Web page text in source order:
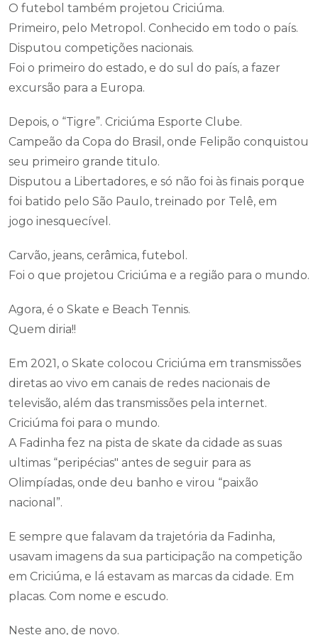
O futebol também projetou Criciúma.
Primeiro, pelo Metropol. Conhecido em todo o país.
Disputou competições nacionais.
Foi o primeiro do estado, e do sul do país, a fazer
excursão para a Europa.
Depois, o “Tigre”. Criciúma Esporte Clube.
Campeão da Copa do Brasil, onde Felipão conquistou
seu primeiro grande titulo.
Disputou a Libertadores, e só não foi às finais porque
foi batido pelo São Paulo, treinado por Telê, em
jogo inesquecível.
Carvão, jeans, cerâmica, futebol.
Foi o que projetou Criciúma e a região para o mundo.
Agora, é o Skate e Beach Tennis.
Quem diria!!
Em 2021, o Skate colocou Criciúma em transmissões
diretas ao vivo em canais de redes nacionais de
televisão, além das transmissões pela internet.
Criciúma foi para o mundo.
A Fadinha fez na pista de skate da cidade as suas
ultimas “peripécias" antes de seguir para as
Olimpíadas, onde deu banho e virou “paixão
nacional”.
E sempre que falavam da trajetória da Fadinha,
usavam imagens da sua participação na competição
em Criciúma, e lá estavam as marcas da cidade. Em
placas. Com nome e escudo.
Neste ano, de novo.